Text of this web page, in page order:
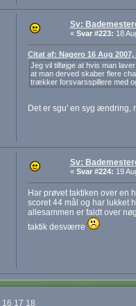
Sv:
« Svar #223: 18
Citat af: Nagero 16 Aug 2007,
Jeg vil tilføjge at hvis man
at man derved skaber flere
trækker forsvarsspillere med
Det er sgu' en syg ændring,
Sv:
« Svar #224: 19
Har prøvet taktiken over en
scoret 44 mål og har lukket
allesammen er faldt over
taktik desværre
16 17 18